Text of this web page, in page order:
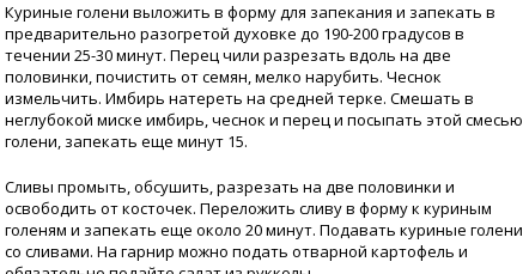
Куриные голени выложить в форму для запекания и запекать в
предварительно разогретой духовке до 190-200 градусов в
течении 25-30 минут. Перец чили разрезать вдоль на две
половинки, почистить от семян, мелко нарубить. Чеснок
измельчить. Имбирь натереть на средней терке. Смешать в
неглубокой миске имбирь, чеснок и перец и посыпать этой смесью
голени, запекать еще минут 15.
Сливы промыть, обсушить, разрезать на две половинки и
освободить от косточек. Переложить сливу в форму к куриным
голеням и запекать еще около 20 минут. Подавать куриные голени
со сливами. На гарнир можно подать отварной картофель и